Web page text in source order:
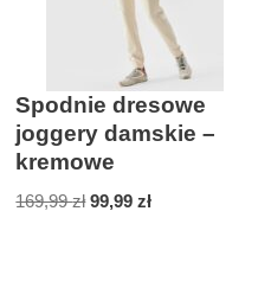
Spodnie dresowe
joggery damskie –
kremowe
169,99zł 99,99zł